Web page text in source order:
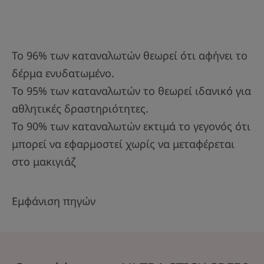
ευαισθητοποίηση/εκπαίδευση του κοινού
σχετικά με την ανάγκη επιλογής κατάλληλης
αντηλιακής προστασίας και συμμόρφωσης με
τις συστάσεις για σωστή χρήση
(1) Δοκιμές που πραγματοποιήθηκαν από το
Observatoire Océanologique του Banyuls-sur-
Θαλάσσιων Βιολογικών Πόρων (ή ανεξάρτητων
Το 96% των καταναλωτών θεωρεί ότι αφήνει το
δέρμα ενυδατωμένο.
Το 95% των καταναλωτών το θεωρεί ιδανικό για
αθλητικές δραστηριότητες.
Το 90% των καταναλωτών εκτιμά το γεγονός ότι
μπορεί να εφαρμοστεί χωρίς να μεταφέρεται
στο μακιγιάζ
Εμφάνιση πηγών